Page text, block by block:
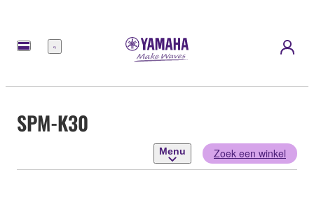
Menu
SPM-K30
Menu Zoek een winkel